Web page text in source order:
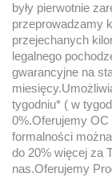
były pierwotnie
przeprowadzamy
przejechanych
legalnego
gwarancyjne na
tygodniu* ( w
0%.Oferujemy
formalności
do 20% więcej za
nas.Oferujemy